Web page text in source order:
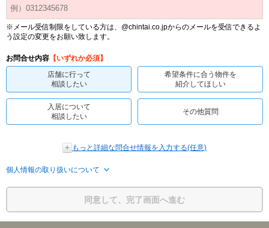
※メール受信制限をしている方は、@chintai.co.jpからのメールを受信できるよ
う設定の変更をお願い致します。
お問合せ内容 【いずれか必須】
店舗に行って
相談したい
希望条件に合う物件を
紹介してほしい
入居について
相談したい
その他質問
もっと詳細な問合せ情報を入力する(任意)
個人情報の取り扱いについて
同意して、完了画面へ進む